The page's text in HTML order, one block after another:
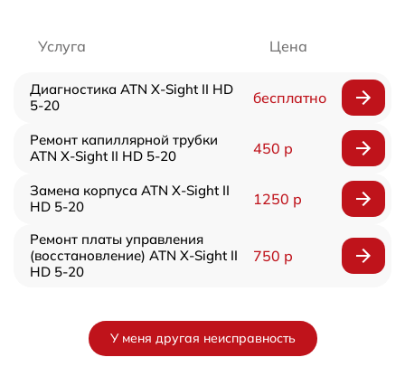
Услуга Цена
Диагностика ATN X-Sight II HD
5-20
бесплатно
Ремонт капиллярной трубки
ATN X-Sight II HD 5-20
450 р
Замена корпуса ATN X-Sight II
HD 5-20
1250 р
Ремонт платы управления
(восстановление) ATN X-Sight II
HD 5-20
750 р
У меня другая неисправность